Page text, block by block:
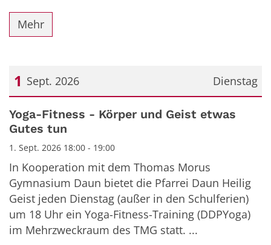
Mehr
Dienstag
1 Sept. 2026
Datum: 1. September 2026
Yoga-Fitness - Körper und Geist etwas
Gutes tun
1. Sept. 2026 18:00 - 19:00
In Kooperation mit dem Thomas Morus
Gymnasium Daun bietet die Pfarrei Daun Heilig
Geist jeden Dienstag (außer in den Schulferien)
um 18 Uhr ein Yoga-Fitness-Training (DDPYoga)
im Mehrzweckraum des TMG statt. ...